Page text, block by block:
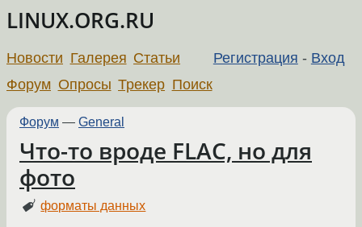
LINUX.ORG.RU
Регистрация - Вход
Новости Галерея Статьи
Форум Опросы Трекер Поиск
Форум — General
Что-то вроде FLAC, но для
фото
форматы данных